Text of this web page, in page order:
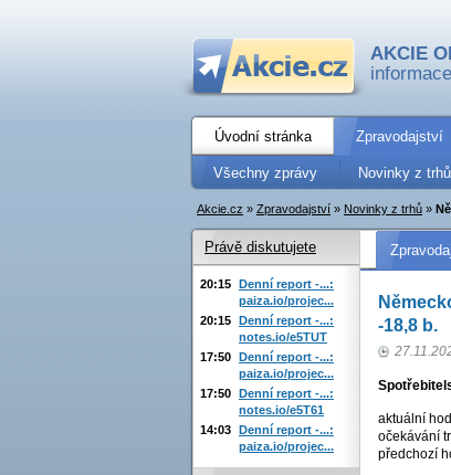
AKCIE
Úvodní stránka Zpravodajství
Všechny zprávy Novinky z trhů
Akcie.cz » Zpravodajství » Novinky z trhů »
-18,8 b.
aktuální
očekávání
předchozí
Právě diskutujete
20:15 Denní report -...:
paiza.io/projec...
20:15 Denní report -...:
notes.io/e5TUT
17:50 Denní report -...:
paiza.io/projec...
17:50 Denní report -...:
notes.io/e5T61
14:03 Denní report -...:
paiza.io/projec...